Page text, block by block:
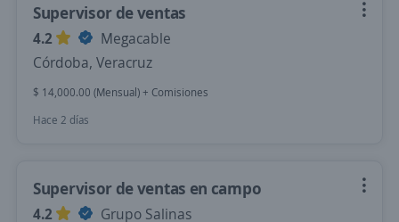
Supervisor de ventas
4.2
Megacable
Córdoba, Veracruz
$ 14,000.00 (Mensual) + Comisiones
Hace 2 días
Supervisor de ventas en campo
4.2
Grupo Salinas